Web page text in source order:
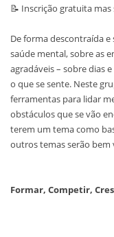
📝 Inscrição gratuita mas
De forma descontraída
saúde mental, sobre as
agradáveis – sobre dias
o que se sente. Neste
ferramentas para lidar
obstáculos que se vão
terem um tema como
outros temas serão bem
Formar, Competir,